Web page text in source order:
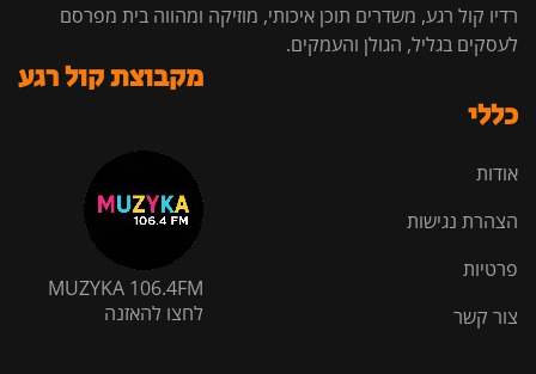
רדיו קול רגע, משדרים תוכן איכותי, מוזיקה ומהווה בית מפרסם
לעסקים בגליל, הגולן והעמקים.
כללי
אודות
הצהרת נגישות
פרטיות
צור קשר
מקבוצת קול רגע
MUZYKA 106.4FM
לחצו להאזנה